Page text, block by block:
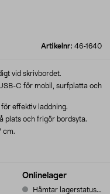
Artikelnr: 46-1640
Onlinelager
Hämtar lagerstatus...
vid skrivbordet.
C för mobil, surfplatta och
effektiv laddning.
plats och frigör bordsyta.
cm.